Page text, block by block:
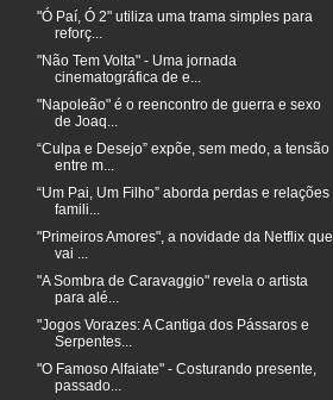
"Ó Paí, Ó 2" utiliza uma trama simples para
reforç...
"Não Tem Volta" - Uma jornada
cinematográfica de e...
"Napoleão" é o reencontro de guerra e sexo
de Joaq...
“Culpa e Desejo” expõe, sem medo, a tensão
entre m...
“Um Pai, Um Filho” aborda perdas e relações
famili...
"Primeiros Amores", a novidade da Netflix que
vai ...
"A Sombra de Caravaggio" revela o artista
para alé...
"Jogos Vorazes: A Cantiga dos Pássaros e
Serpentes...
"O Famoso Alfaiate" - Costurando presente,
passado...